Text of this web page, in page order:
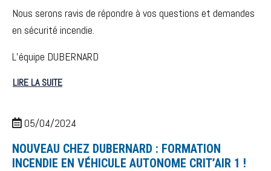
Nous serons ravis de répondre à vos questions et demandes
en sécurité incendie.
L’équipe DUBERNARD
LIRE LA SUITE
05/04/2024
NOUVEAU CHEZ DUBERNARD : FORMATION
INCENDIE EN VÉHICULE AUTONOME CRIT’AIR 1 !